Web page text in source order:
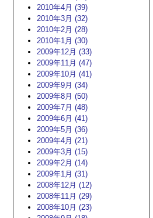
2010年4月 (39)
2010年3月 (32)
2010年2月 (28)
2010年1月 (30)
2009年12月 (33)
2009年11月 (47)
2009年10月 (41)
2009年9月 (34)
2009年8月 (50)
2009年7月 (48)
2009年6月 (41)
2009年5月 (36)
2009年4月 (21)
2009年3月 (15)
2009年2月 (14)
2009年1月 (31)
2008年12月 (12)
2008年11月 (29)
2008年10月 (23)